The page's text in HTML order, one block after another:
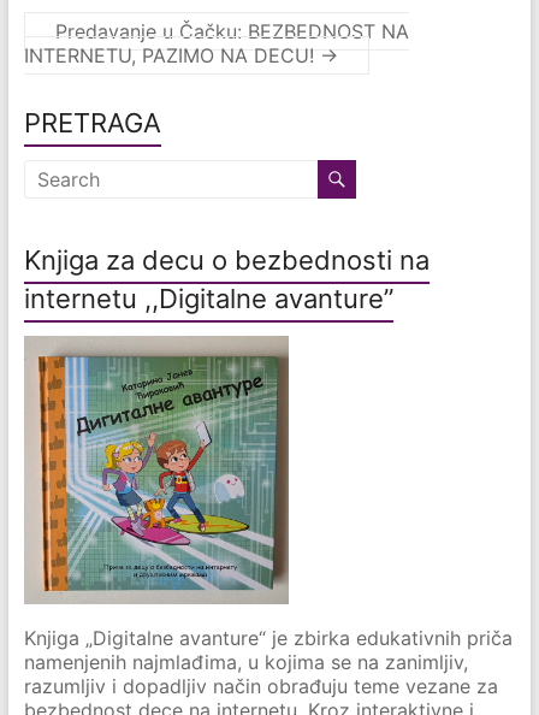
Predavanje u Čačku: BEZBEDNOST NA
INTERNETU, PAZIMO NA DECU! →
PRETRAGA
Knjiga za decu o bezbednosti na
internetu ,,Digitalne avanture”
Knjiga „Digitalne avanture“ je zbirka edukativnih priča
namenjenih najmlađima, u kojima se na zanimljiv,
razumljiv i dopadljiv način obrađuju teme vezane za
bezbednost dece na internetu. Kroz interaktivne i